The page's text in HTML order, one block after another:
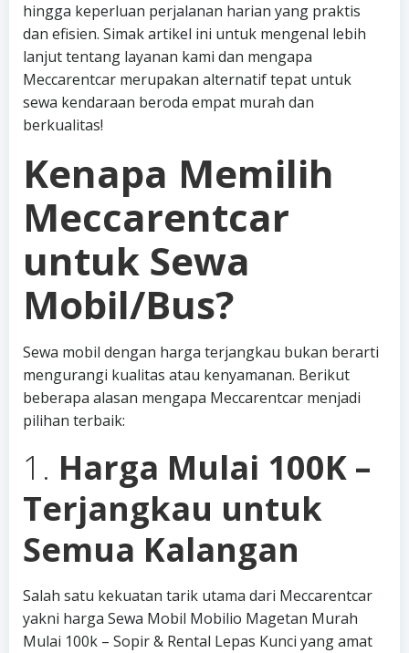
hingga keperluan perjalanan harian yang praktis
dan efisien. Simak artikel ini untuk mengenal lebih
lanjut tentang layanan kami dan mengapa
Meccarentcar merupakan alternatif tepat untuk
sewa kendaraan beroda empat murah dan
berkualitas!
Kenapa Memilih
Meccarentcar
untuk Sewa
Mobil/Bus?
Sewa mobil dengan harga terjangkau bukan berarti
mengurangi kualitas atau kenyamanan. Berikut
beberapa alasan mengapa Meccarentcar menjadi
pilihan terbaik:
1. Harga Mulai 100K –
Terjangkau untuk
Semua Kalangan
Salah satu kekuatan tarik utama dari Meccarentcar
yakni harga Sewa Mobil Mobilio Magetan Murah
Mulai 100k – Sopir & Rental Lepas Kunci yang amat